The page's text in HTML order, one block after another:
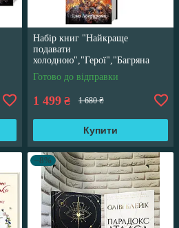
Набір книг "Найкраще
подавати
холодною","Герої","Багряна
країна" Джо Аберкромбі
Готово до відправки
1 499 ₴ 1 680 ₴
Купити
–8%